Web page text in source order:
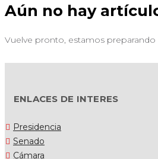
Aún no hay
Vuelve pronto, estamos
ENLACES DE INTERES
Presidencia
Senado
Cámara